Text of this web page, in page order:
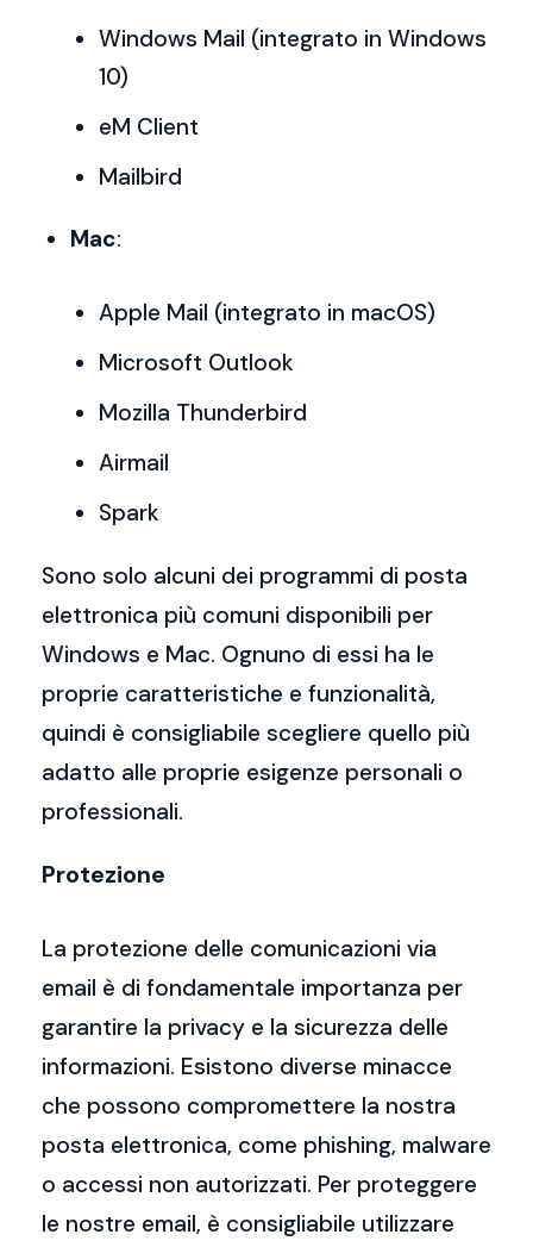
Windows Mail (integrato in Windows
10)
eM Client
Mailbird
Mac:
Apple Mail (integrato in macOS)
Microsoft Outlook
Mozilla Thunderbird
Airmail
Spark
Sono solo alcuni dei programmi di posta
elettronica più comuni disponibili per
Windows e Mac. Ognuno di essi ha le
proprie caratteristiche e funzionalità,
quindi è consigliabile scegliere quello più
adatto alle proprie esigenze personali o
professionali.
Protezione
La protezione delle comunicazioni via
email è di fondamentale importanza per
garantire la privacy e la sicurezza delle
informazioni. Esistono diverse minacce
che possono compromettere la nostra
posta elettronica, come phishing, malware
o accessi non autorizzati. Per proteggere
le nostre email, è consigliabile utilizzare